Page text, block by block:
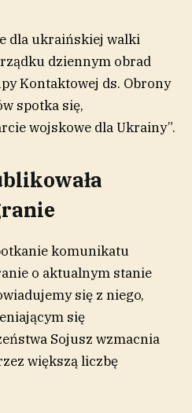
dla ukraińskiej walki
dziennym obrad
Kontaktowej ds. Obrony
spotka się,
wojskowe dla Ukrainy”.
komunikatu
o aktualnym stanie
się z niego,
się
Sojusz wzmacnia
większą liczbę